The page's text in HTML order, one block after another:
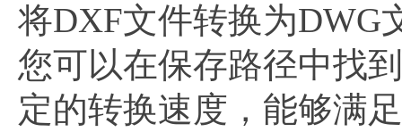
将DXF文件转换为DWG
您可以在保存路径中找
定的转换速度，能够满